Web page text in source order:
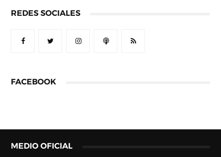
REDES SOCIALES
FACEBOOK
MEDIO OFICIAL